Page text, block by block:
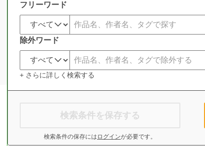
フリーワード
除外ワード
+ さらに詳しく検索する
検索条件を保存する
検索条件の保存には ログインが必要です。